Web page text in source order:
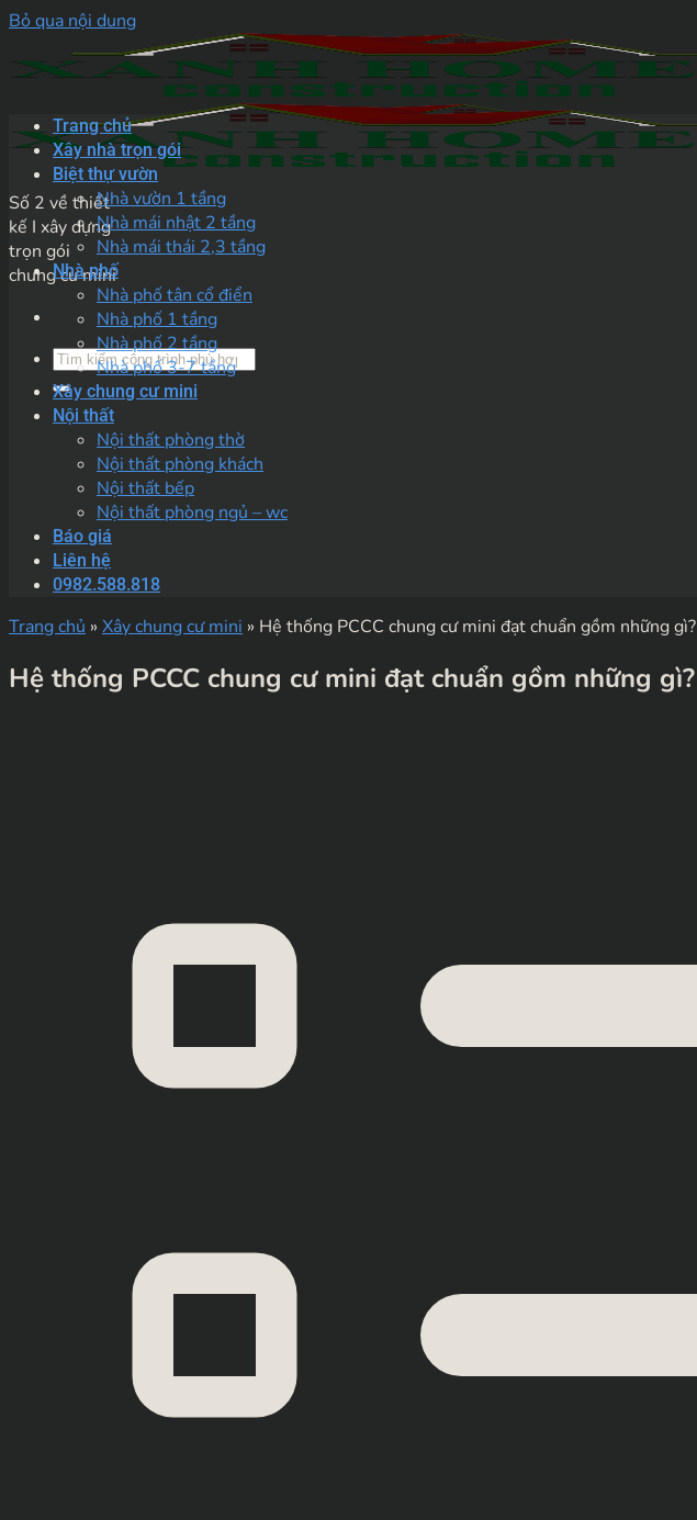
Bỏ qua nội dung
Số 2 về thiết
kế I xây dựng
trọn gói
chung cư mini
Trang chủ
Xây nhà trọn gói
Biệt thự vườn
Nhà vườn 1 tầng
Nhà mái nhật 2 tầng
Nhà mái thái 2,3 tầng
Nhà phố
Nhà phố tân cổ điển
Nhà phố 1 tầng
Nhà phố 2 tầng
Nhà phố 3-7 tầng
Xây chung cư mini
Nội thất
Nội thất phòng thờ
Nội thất phòng khách
Nội thất bếp
Nội thất phòng ngủ – wc
Báo giá
Liên hệ
0982.588.818
Trang chủ » Xây chung cư mini » Hệ thống PCCC chung cư mini đạt chuẩn gồm những gì?
Hệ thống PCCC chung cư mini đạt chuẩn gồm những gì?